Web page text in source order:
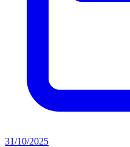
31/10/2025